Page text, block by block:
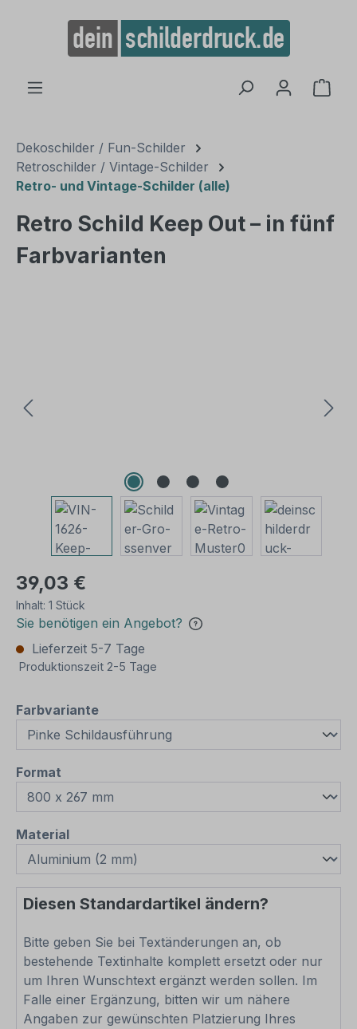
springen
Dekoschilder / Fun-Schilder
Retroschilder / Vintage-Schilder
Retro- und Vintage-Schilder (alle)
Retro Schild Keep Out – in fünf
Farbvarianten
39,03 €
Inhalt: 1 Stück
Sie benötigen ein Angebot?
Lieferzeit 5-7 Tage
Produktionszeit 2-5 Tage
Farbvarianteauswählen
Format
Materialauswählen
Diesen Standardartikel ändern?
Bitte geben Sie bei Textänderungen an, ob
bestehende Textinhalte komplett ersetzt oder nur
um Ihren Wunschtext ergänzt werden sollen. Im
Falle einer Ergänzung, bitten wir um nähere
Angaben zur gewünschten Platzierung Ihres